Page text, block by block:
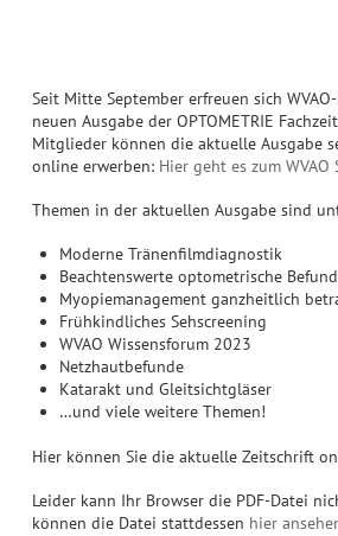
Seit Mitte September erfreuen sich
neuen Ausgabe der OPTOMETRIE
Mitglieder können die aktuelle Ausgabe
online erwerben: Hier geht es zum WVAO
Themen in der aktuellen Ausgabe sind
Moderne Tränenfilmdiagnostik
Beachtenswerte optometrische
Myopiemanagement ganzheitlich
Frühkindliches Sehscreening
WVAO Wissensforum 2023
Netzhautbefunde
Katarakt und Gleitsichtgläser
…und viele weitere Themen!
Hier können Sie die aktuelle Zeitschrift
Leider kann Ihr Browser die PDF-Datei
können die Datei stattdessen hier